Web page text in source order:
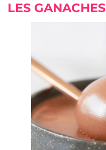
LES GANACHES